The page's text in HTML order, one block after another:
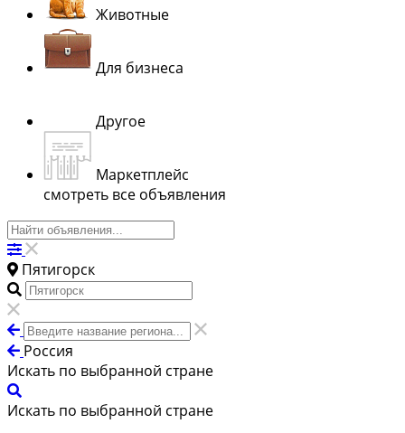
Животные
Для бизнеса
Другое
Маркетплейс
смотреть все объявления
Пятигорск
Россия
Искать по выбранной стране
Искать по выбранной стране